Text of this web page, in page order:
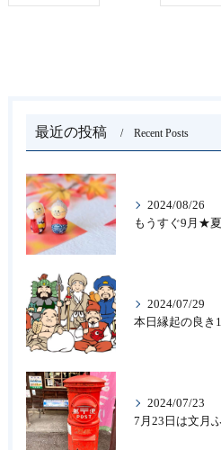
最近の投稿 Recent Posts
2024/08/26
2024/07/29
2024/07/23